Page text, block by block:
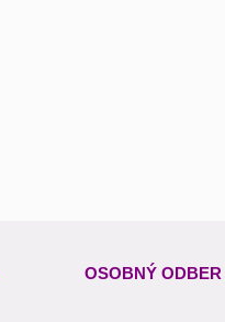
OSOBNÝ ODBER